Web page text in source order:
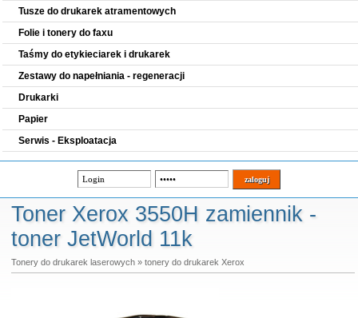
Tusze do drukarek atramentowych
Folie i tonery do faxu
Taśmy do etykieciarek i drukarek
Zestawy do napełniania - regeneracji
Drukarki
Papier
Serwis - Eksploatacja
Toner Xerox 3550H zamiennik -
toner JetWorld 11k
Tonery do drukarek laserowych» tonery do drukarek Xerox